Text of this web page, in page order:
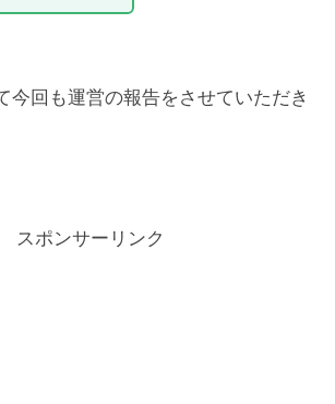
今回も運営の報告をさせていただき
スポンサーリンク